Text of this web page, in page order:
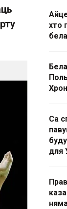
хто
Са
для